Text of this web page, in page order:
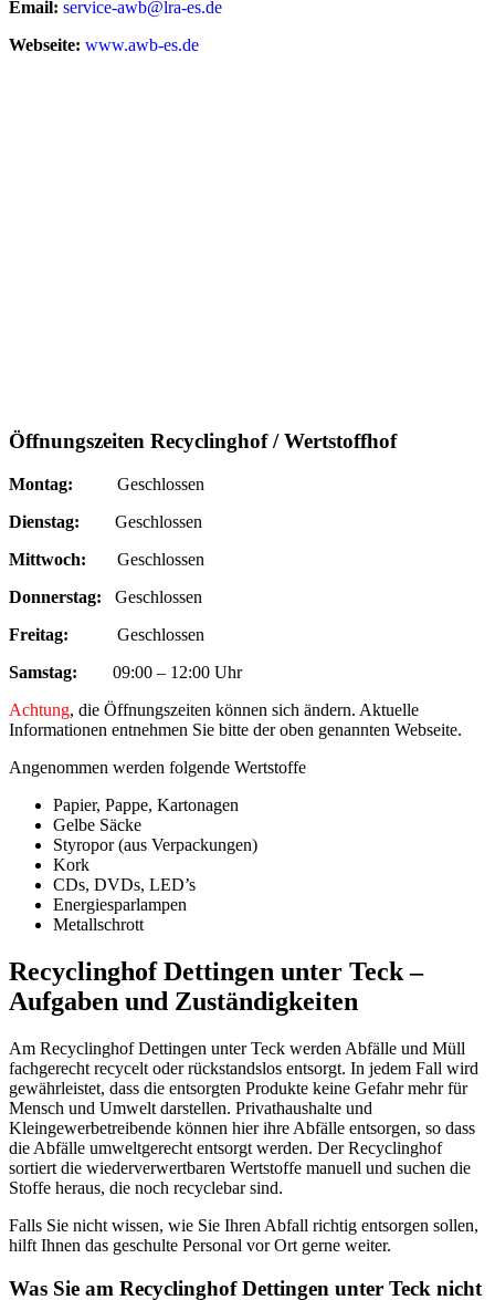
Email: service-awb@lra-es.de
Webseite: www.awb-es.de
Öffnungszeiten Recyclinghof / Wertstoffhof
Montag: Geschlossen
Dienstag: Geschlossen
Mittwoch: Geschlossen
Donnerstag: Geschlossen
Freitag: Geschlossen
Samstag:
09:00 – 12:00 Uhr
Achtung, die Öffnungszeiten können sich ändern. Aktuelle
Informationen entnehmen Sie bitte der oben genannten Webseite.
Angenommen werden folgende Wertstoffe
Papier, Pappe, Kartonagen
Gelbe Säcke
Styropor (aus Verpackungen)
Kork
CDs, DVDs, LED’s
Energiesparlampen
Metallschrott
Recyclinghof Dettingen unter Teck –
Aufgaben und Zuständigkeiten
Am Recyclinghof Dettingen unter Teck werden Abfälle und Müll
fachgerecht recycelt oder rückstandslos entsorgt. In jedem Fall wird
gewährleistet, dass die entsorgten Produkte keine Gefahr mehr für
Mensch und Umwelt darstellen. Privathaushalte und
Kleingewerbetreibende können hier ihre Abfälle entsorgen, so dass
die Abfälle umweltgerecht entsorgt werden. Der Recyclinghof
sortiert die wiederverwertbaren Wertstoffe manuell und suchen die
Stoffe heraus, die noch recyclebar sind.
Falls Sie nicht wissen, wie Sie Ihren Abfall richtig entsorgen sollen,
hilft Ihnen das geschulte Personal vor Ort gerne weiter.
Was Sie am Recyclinghof Dettingen unter Teck nicht